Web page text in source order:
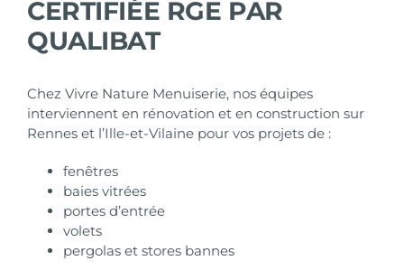
CERTIFIÉE RGE PAR
QUALIBAT
Chez Vivre Nature Menuiserie, nos équipes
interviennent en rénovation et en construction sur
Rennes et l’Ille-et-Vilaine pour vos projets de :
fenêtres
baies vitrées
portes d’entrée
volets
pergolas et stores bannes